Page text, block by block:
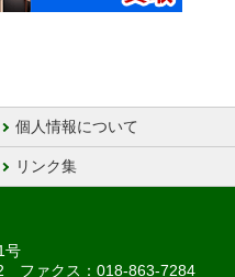
個人情報について
リンク集
号
ファクス：018-863-7284